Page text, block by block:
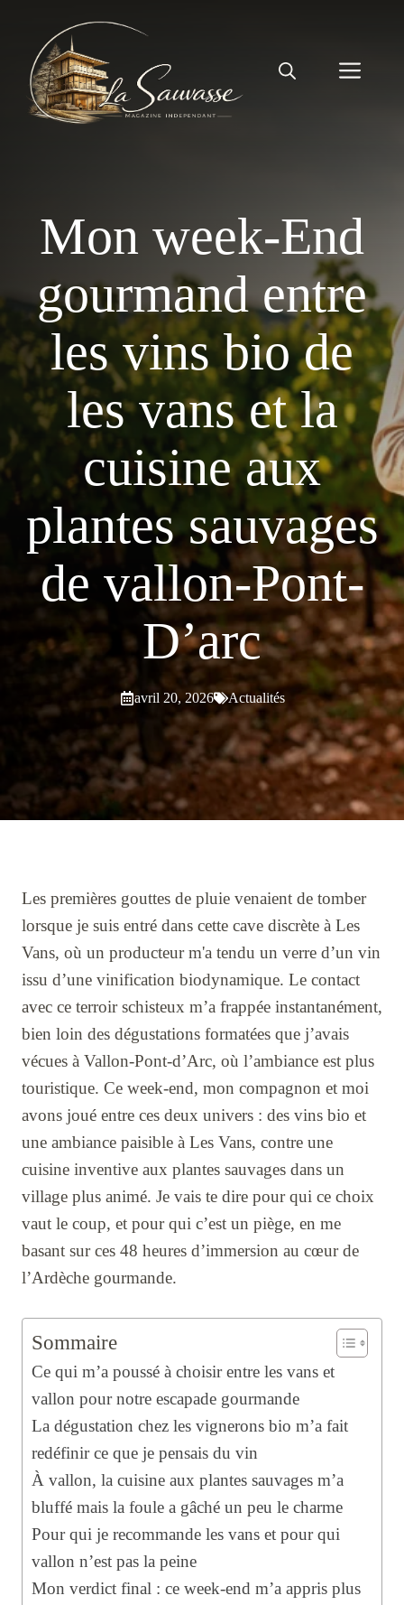
contenu
Mon week-End
gourmand entre
les vins bio de
les vans et la
cuisine aux
plantes sauvages
de vallon-Pont-
D’arc
avril 20, 2026 Actualités
Les premières gouttes de pluie venaient de tomber
lorsque je suis entré dans cette cave discrète à Les
Vans, où un producteur m'a tendu un verre d’un vin
issu d’une vinification biodynamique. Le contact
avec ce terroir schisteux m’a frappée instantanément,
bien loin des dégustations formatées que j’avais
vécues à Vallon-Pont-d’Arc, où l’ambiance est plus
touristique. Ce week-end, mon compagnon et moi
avons joué entre ces deux univers : des vins bio et
une ambiance paisible à Les Vans, contre une
cuisine inventive aux plantes sauvages dans un
village plus animé. Je vais te dire pour qui ce choix
vaut le coup, et pour qui c’est un piège, en me
basant sur ces 48 heures d’immersion au cœur de
l’Ardèche gourmande.
Sommaire
Ce qui m’a poussé à choisir entre les vans et
vallon pour notre escapade gourmande
La dégustation chez les vignerons bio m’a fait
redéfinir ce que je pensais du vin
À vallon, la cuisine aux plantes sauvages m’a
bluffé mais la foule a gâché un peu le charme
Pour qui je recommande les vans et pour qui
vallon n’est pas la peine
Mon verdict final : ce week-end m’a appris plus